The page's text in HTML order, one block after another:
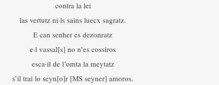
contra la lei
las vertutz ni·ls sains luecx sagratz.
E can senher es dezonratz
e·l vassal[s] no n’es cossiros
esca·il de l’omta la meytatz
s’il trai lo seyn[o]r [MS seyner] amoros.